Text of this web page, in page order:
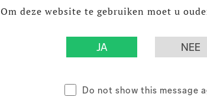
Om deze website te gebruiken moet u
Do not show this message